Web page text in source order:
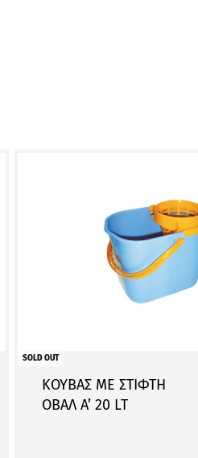
SOLD OUT
ΚΟΥΒΑΣ ΜΕ ΣΤΙΦΤΗ
ΟΒΑΛ A’ 20 LT